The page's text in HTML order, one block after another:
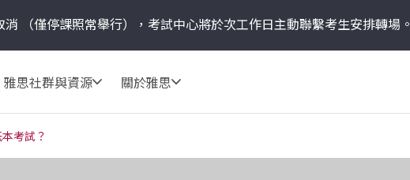
消 （僅停課照常舉行），考試中心將於次工作日主動聯繫考生安排轉場。
雅思社群與資源 關於雅思
考試？